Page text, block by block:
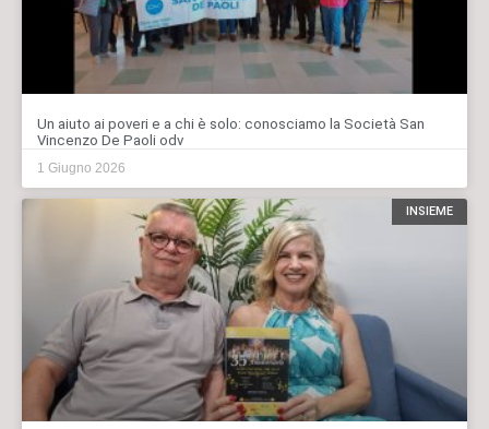
Un aiuto ai poveri e a chi è solo: conosciamo la Società San
Vincenzo De Paoli odv
1 Giugno 2026
INSIEME